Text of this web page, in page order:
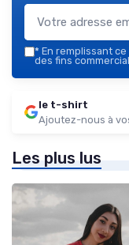
* En remplissant ce
des fins
le t-shirt
Ajoutez-nous à
Les plus lus